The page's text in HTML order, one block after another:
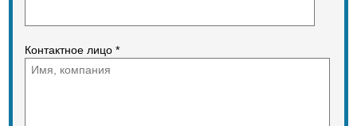
Контактное лицо *